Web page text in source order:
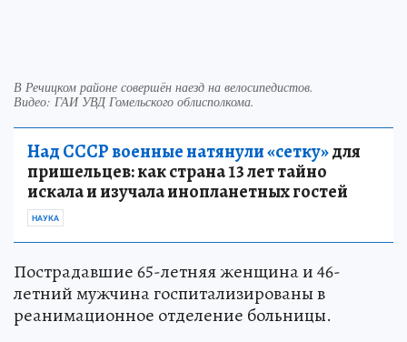
В Речицком районе совершён наезд на велосипедистов.
Видео: ГАИ УВД Гомельского облисполкома.
Над СССР военные натянули «сетку»для
пришельцев: как страна 13 лет тайно
искала и изучала инопланетных гостей
НАУКА
Пострадавшие 65-летняя женщина и 46-
летний мужчина госпитализированы в
реанимационное отделение больницы.